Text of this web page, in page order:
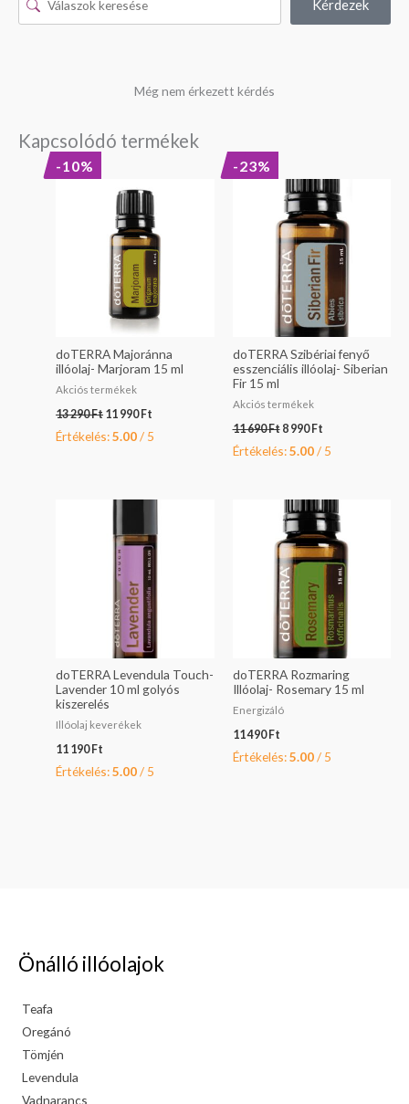
Kérdezek
Még nem érkezett kérdés
Kapcsolódó termékek
-10%
doTERRA Majoránna
illóolaj- Marjoram 15 ml
Akciós termékek
13 290Ft
was:
13
290 Ft.
11 990 Ft
11
990 Ft.
Értékelés:5.00/ 5
-23%
doTERRA Szibériai fenyő
esszenciális illóolaj- Siberian
Fir 15 ml
Akciós termékek
11 690Ft
11
690 Ft.
8 990 Ft
is:
8
990 Ft.
Értékelés:5.00/ 5
doTERRA Levendula Touch-
Lavender 10 ml golyós
kiszerelés
Illóolaj keverékek
11 190 Ft
Értékelés:5.00/ 5
doTERRA Rozmaring
Illóolaj- Rosemary 15 ml
Energizáló
11 490 Ft
Értékelés:5.00/ 5
Önálló illóolajok
Teafa
Oregánó
Tömjén
Levendula
Vadnarancs